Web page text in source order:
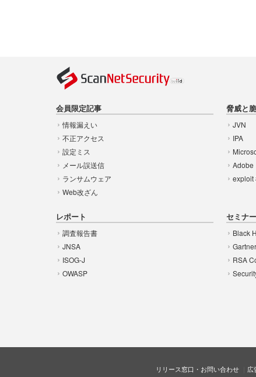
会員限定記事
情報漏えい
不正アクセス
設定ミス
メール誤送信
ランサムウェア
Web改ざん
脅威と
JVN
IPA
Adobe
exploit
レポート
調査報告書
JNSA
ISOG-J
OWASP
セミナー
Black
RSA
リリース窓口・お問い合わせ 広